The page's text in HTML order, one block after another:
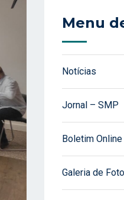
Menu
Notícias
Jornal – SMP
Boletim Online
Galeria de